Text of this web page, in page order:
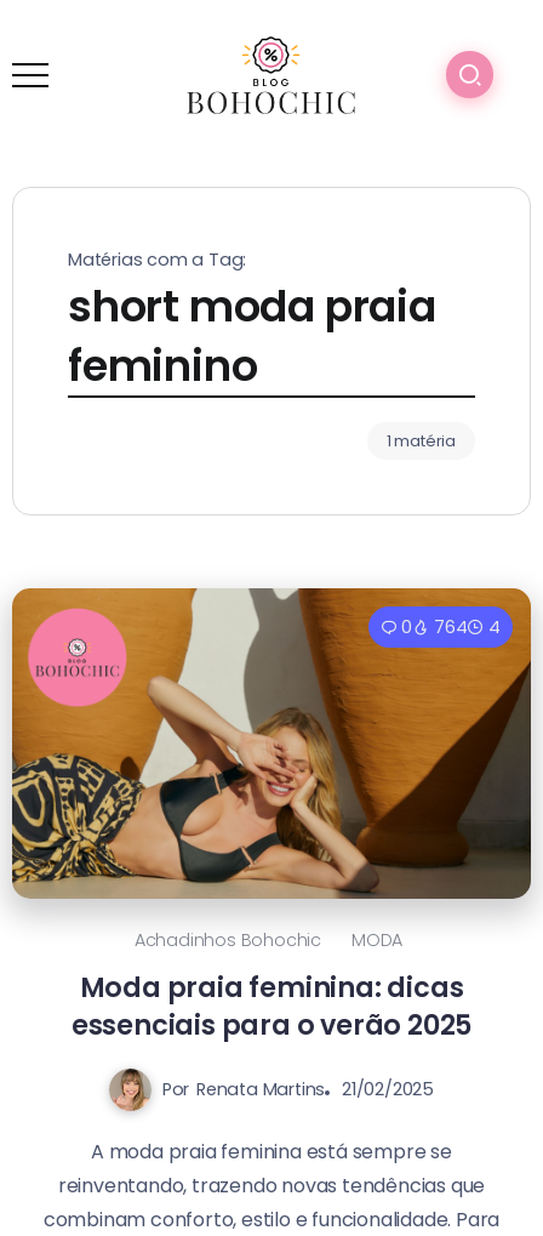
Matérias com a Tag:
short moda praia
feminino​
1 matéria
0 764 4
Achadinhos Bohochic MODA
Moda praia feminina: dicas
essenciais para o verão 2025
Por Renata Martins 21/02/2025
A moda praia feminina está sempre se
reinventando, trazendo novas tendências que
combinam conforto, estilo e funcionalidade. Para